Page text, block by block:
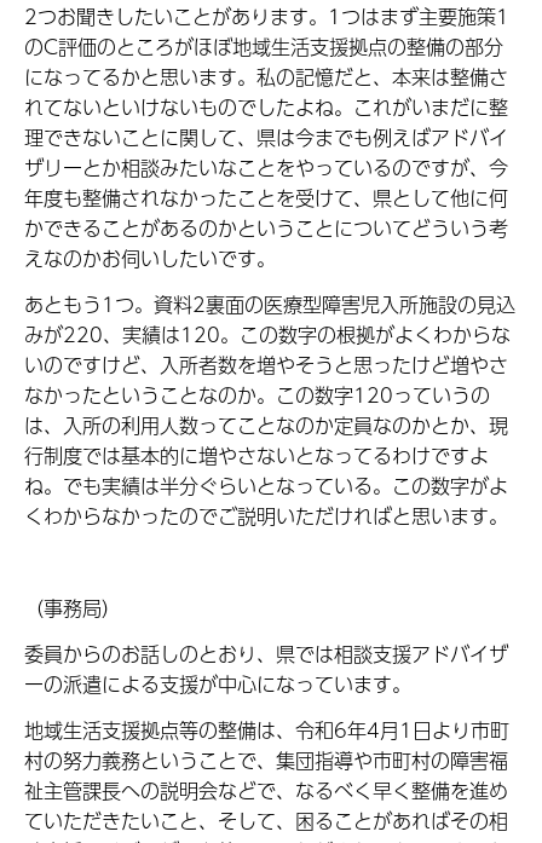
2つお聞きしたいことがあります。1つはまず主要施策1
のC評価のところがほぼ地域生活支援拠点の整備の部分
になってるかと思います。私の記憶だと、本来は整備さ
れてないといけないものでしたよね。これがいまだに整
理できないことに関して、県は今までも例えばアドバイ
ザリーとか相談みたいなことをやっているのですが、今
年度も整備されなかったことを受けて、県として他に何
かできることがあるのかということについてどういう考
えなのかお伺いしたいです。
あともう1つ。資料2裏面の医療型障害児入所施設の見込
みが220、実績は120。この数字の根拠がよくわからな
いのですけど、入所者数を増やそうと思ったけど増やさ
なかったということなのか。この数字120っていうの
は、入所の利用人数ってことなのか定員なのかとか、現
行制度では基本的に増やさないとなってるわけですよ
ね。でも実績は半分ぐらいとなっている。この数字がよ
くわからなかったのでご説明いただければと思います。
（事務局）
委員からのお話しのとおり、県では相談支援アドバイザ
ーの派遣による支援が中心になっています。
地域生活支援拠点等の整備は、令和6年4月1日より市町
村の努力義務ということで、集団指導や市町村の障害福
祉主管課長への説明会などで、なるべく早く整備を進め
ていただきたいこと、そして、困ることがあればその相